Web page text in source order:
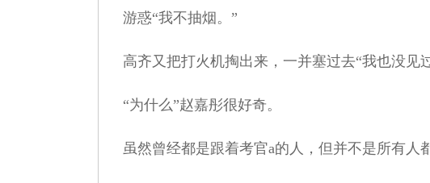
游惑“我不抽烟。”
高齐又把打火机掏出来，一并塞过去“我也没见
“为什么”赵嘉彤很好奇。
虽然曾经都是跟着考官a的人，但并不是所有人